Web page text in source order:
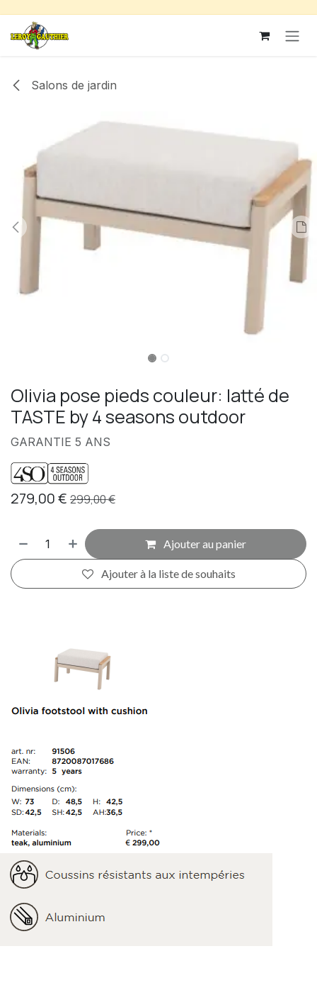
Se rendre au contenu
Salons de jardin
Olivia pose pieds couleur: latté de
TASTE by 4 seasons outdoor
GARANTIE 5 ANS
279,00€ 299,00€
Ajouter au panier
Ajouter à la liste de souhaits